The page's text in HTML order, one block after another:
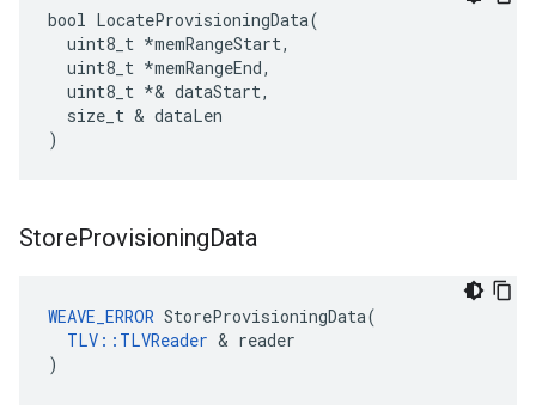
bool LocateProvisioningData(
  uint8_t *memRangeStart,
  uint8_t
*memRangeEnd,
  uint8_t *
& dataStart,
  size_t & dataLen
)
StoreProvisioningData
WEAVE_ERROR StoreProvisioningData(
TLV::TLVReader & reader
)